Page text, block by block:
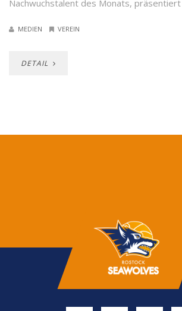
Nachwuchstalent des Monats,
MEDIEN VEREIN
DETAIL